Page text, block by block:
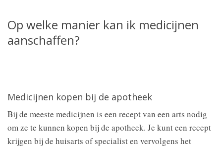
Op welke manier kan ik medicijnen
aanschaffen?
Medicijnen kopen bij de apotheek
Bij de meeste medicijnen is een recept van een arts nodig
om ze te kunnen kopen bij de apotheek. Je kunt een recept
krijgen bij de huisarts of specialist en vervolgens het